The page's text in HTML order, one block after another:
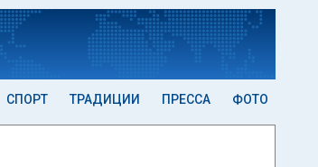
СПОРТ ТРАДИЦИИ ПРЕССА ФОТО